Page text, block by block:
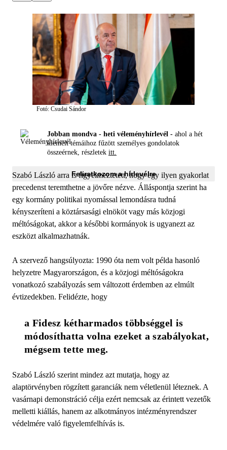
Fotó: Csudai Sándor
Jobban mondva - heti véleményhírlevél - ahol a hét
kiemelt témáihoz fűzött személyes gondolatok
összeérnek, részletek itt.
Feliratkozom a hírlevélre
Szabó László arra is figyelmeztetett, hogy egy ilyen gyakorlat
precedenst teremthetne a jövőre nézve. Álláspontja szerint ha
egy kormány politikai nyomással lemondásra tudná
kényszeríteni a köztársasági elnököt vagy más közjogi
méltóságokat, akkor a későbbi kormányok is ugyanezt az
eszközt alkalmazhatnák.
A szervező hangsúlyozta: 1990 óta nem volt példa hasonló
helyzetre Magyarországon, és a közjogi méltóságokra
vonatkozó szabályozás sem változott érdemben az elmúlt
évtizedekben. Felidézte, hogy
a Fidesz kétharmados többséggel is
módosíthatta volna ezeket a szabályokat,
mégsem tette meg.
Szabó László szerint mindez azt mutatja, hogy az
alaptörvényben rögzített garanciák nem véletlenül léteznek. A
vasárnapi demonstráció célja ezért nemcsak az érintett vezetők
melletti kiállás, hanem az alkotmányos intézményrendszer
védelmére való figyelemfelhívás is.